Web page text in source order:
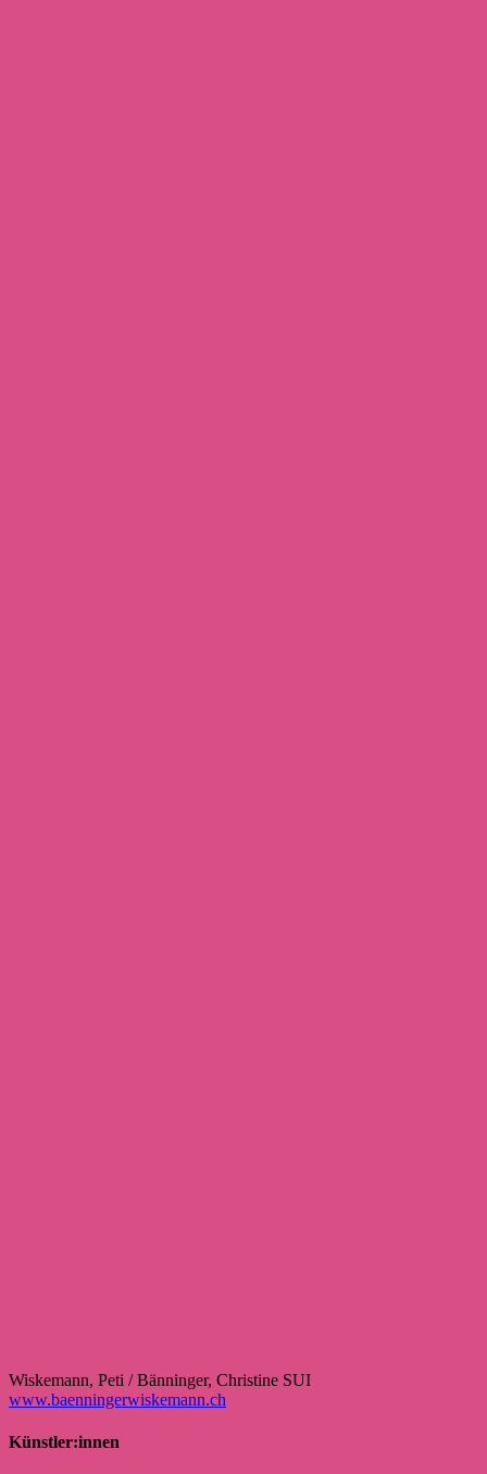
Wiskemann, Peti / Bänninger, Christine SUI
www.baenningerwiskemann.ch
Künstler:innen